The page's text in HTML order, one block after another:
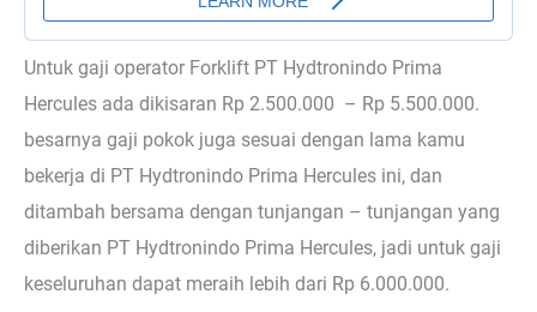
Untuk gaji operator Forklift PT Hydtronindo Prima
Hercules ada dikisaran Rp 2.500.000 – Rp 5.500.000.
besarnya gaji pokok juga sesuai dengan lama kamu
bekerja di PT Hydtronindo Prima Hercules ini, dan
ditambah bersama dengan tunjangan – tunjangan yang
diberikan PT Hydtronindo Prima Hercules, jadi untuk gaji
keseluruhan dapat meraih lebih dari Rp 6.000.000.